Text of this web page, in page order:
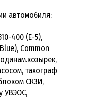
автомобиля:
400 (Е-5),
Common
тахограф
СКЗИ,
УВЭОС,